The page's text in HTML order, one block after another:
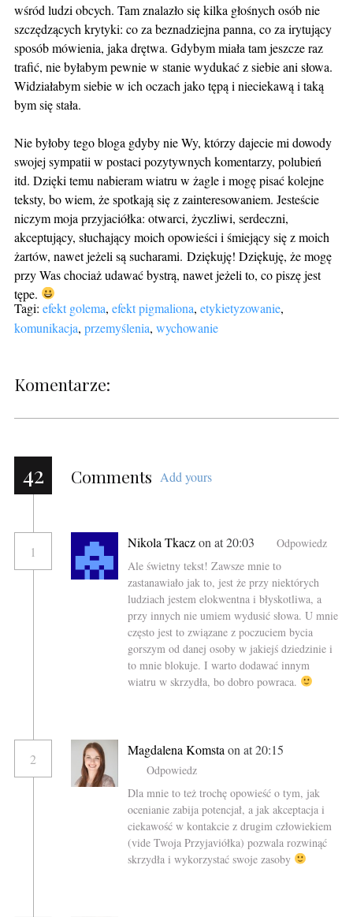
wśród ludzi obcych. Tam znalazło się kilka głośnych osób nie
szczędzących krytyki: co za beznadziejna panna, co za irytujący
sposób mówienia, jaka drętwa. Gdybym miała tam jeszcze raz
trafić, nie byłabym pewnie w stanie wydukać z siebie ani słowa.
Widziałabym siebie w ich oczach jako tępą i nieciekawą i taką
bym się stała.
Nie byłoby tego bloga gdyby nie Wy, którzy dajecie mi dowody
swojej sympatii w postaci pozytywnych komentarzy, polubień
itd. Dzięki temu nabieram wiatru w żagle i mogę pisać kolejne
teksty, bo wiem, że spotkają się z zainteresowaniem. Jesteście
niczym moja przyjaciółka: otwarci, życzliwi, serdeczni,
akceptujący, słuchający moich opowieści i śmiejący się z moich
żartów, nawet jeżeli są sucharami. Dziękuję! Dziękuję, że mogę
przy Was chociaż udawać bystrą, nawet jeżeli to, co piszę jest
tępe.
Tagi: efekt golema, efekt pigmaliona, etykietyzowanie,
komunikacja, przemyślenia, wychowanie
Komentarze:
42 Comments Add yours
1
Nikola Tkaczon at 20:03
Odpowiedz
Ale świetny tekst! Zawsze mnie to
zastanawiało jak to, jest że przy niektórych
ludziach jestem elokwentna i błyskotliwa, a
przy innych nie umiem wydusić słowa. U mnie
często jest to związane z poczuciem bycia
gorszym od danej osoby w jakiejś dziedzinie i
to mnie blokuje. I warto dodawać innym
wiatru w skrzydła, bo dobro powraca.
2
Magdalena Komsta on at 20:15
Odpowiedz
Dla mnie to też trochę opowieść o tym, jak
ocenianie zabija potencjał, a jak akceptacja i
ciekawość w kontakcie z drugim człowiekiem
(vide Twoja Przyjaviółka) pozwala rozwinąć
skrzydła i wykorzystać swoje zasoby